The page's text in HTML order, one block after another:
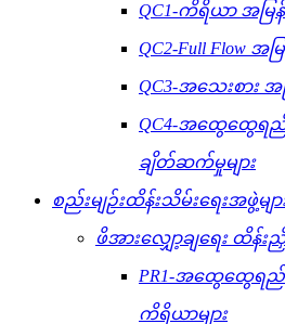
QC1-ကိရိယာ အမြ
QC2-Full Flow အ
QC3-အသေးစား
QC4-အထွေထွေရ
ချိတ်ဆက်မှုများ
စည်းမျဉ်းထိန်းသိမ်းရေးအဖွဲ့မျာ
ဖိအားလျှော့ချရေး ထိန်း
PR1-အထွေထွေရ
ကိရိယာများ